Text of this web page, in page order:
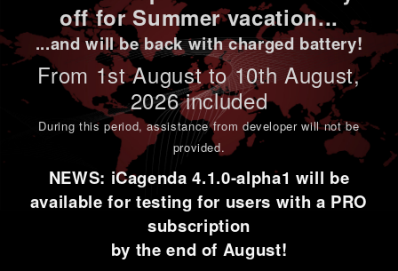
off for Summer vacation...
...and will be back with charged battery!
From 1stAugust to 10th August,
2026 included
During this period,assistance from developer will not be
provided.
NEWS: iCagenda 4.1.0-alpha1 will be
available for testing for users with a PRO
subscription
by the end of August!